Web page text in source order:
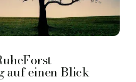
auf einen Blick